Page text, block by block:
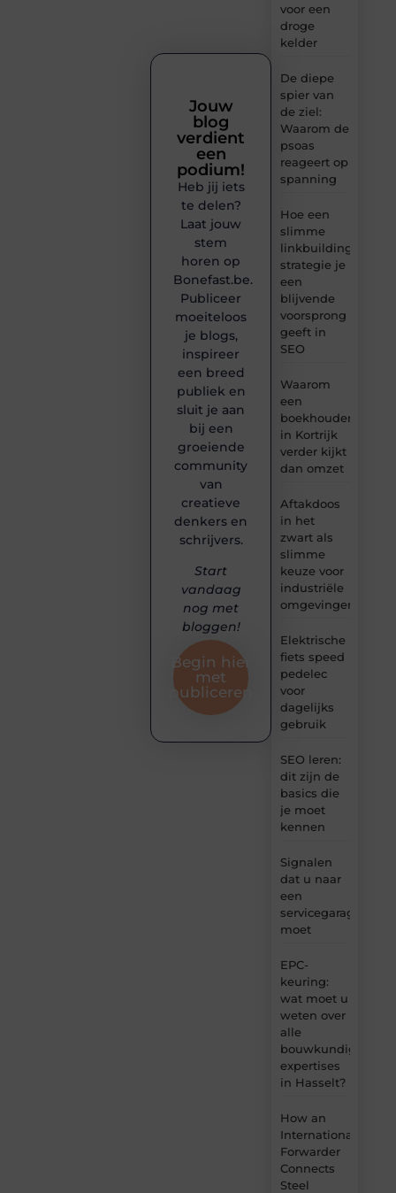
voor een
droge
kelder
De diepe
spier van
de ziel:
Waarom de
psoas
reageert op
spanning
Hoe een
slimme
linkbuilding
strategie je
een
blijvende
voorsprong
geeft in
SEO
Waarom
een
boekhouder
in Kortrijk
verder kijkt
dan omzet
Aftakdoos
in het
zwart als
slimme
keuze voor
industriële
omgevingen
Elektrische
fiets speed
pedelec
voor
dagelijks
gebruik
SEO leren:
dit zijn de
basics die
je moet
kennen
Signalen
dat u naar
een
servicegarage
moet
EPC-
keuring:
wat moet u
weten over
alle
bouwkundige
expertises
in Hasselt?
How an
International
Forwarder
Connects
Steel
Jouw
blog
verdient
een
podium!
Heb jij iets
te delen?
Laat jouw
stem
horen op
Bonefast.be.
Publiceer
moeiteloos
je blogs,
inspireer
een breed
publiek en
sluit je aan
bij een
groeiende
community
van
creatieve
denkers en
schrijvers.
Start
vandaag
nog met
bloggen!
Begin hier
met
publiceren